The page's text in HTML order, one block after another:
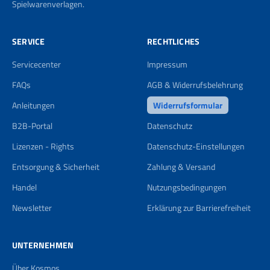
Spielwarenverlagen.
SERVICE
Servicecenter
FAQs
Anleitungen
B2B-Portal
Lizenzen - Rights
Entsorgung & Sicherheit
Handel
Newsletter
RECHTLICHES
Impressum
AGB & Widerrufsbelehrung
Widerrufsformular
Datenschutz
Datenschutz-Einstellungen
Zahlung & Versand
Nutzungsbedingungen
Erklärung zur Barrierefreiheit
UNTERNEHMEN